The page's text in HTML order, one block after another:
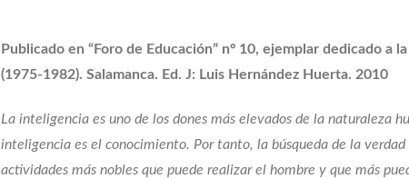
Publicado en “Foro de Educación” nº 10, ejemplar dedicado a
(1975-1982). Salamanca. Ed. J: Luis Hernández Huerta. 2010
La inteligencia es uno de los dones más elevados de la naturaleza
inteligencia es el conocimiento. Por tanto, la búsqueda de la verdad
actividades más nobles que puede realizar el hombre y que más